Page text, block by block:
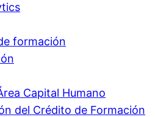
formación
Capital Humano
del Crédito de Formación